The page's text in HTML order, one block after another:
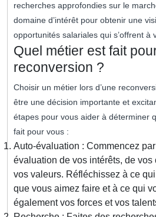
recherches approfondies sur le
domaine d’intérêt pour obtenir une
opportunités salariales qui s’offrent à
Quel métier est fait
reconversion ?
Choisir un métier lors d’une
être une décision importante et
étapes pour vous aider à déterminer
fait pour vous :
Auto-évaluation : Commencez
évaluation de vos intérêts, de vos
vos valeurs. Réfléchissez à ce
que vous aimez faire et à ce qui
également vos forces et vos